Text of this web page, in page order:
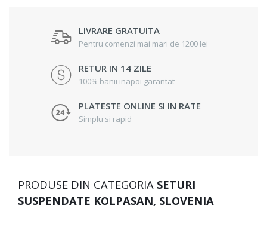
LIVRARE GRATUITA
Pentru comenzi mai mari de 1200 lei
RETUR IN 14 ZILE
100% banii inapoi garantat
PLATESTE ONLINE SI IN RATE
Simplu si rapid
PRODUSE DIN CATEGORIA SETURI
SUSPENDATE KOLPASAN, SLOVENIA